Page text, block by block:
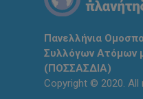
Πανελλήνια
Συλλόγων Ατόμων
(ΠΟΣΣΑΣΔΙΑ)
Copyright © 2020. All